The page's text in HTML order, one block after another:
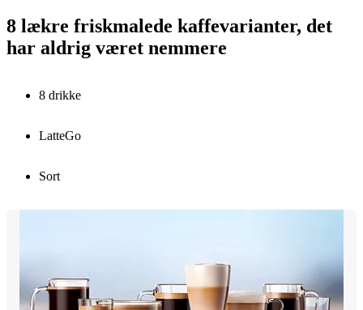
8 lækre friskmalede kaffevarianter, det
har aldrig været nemmere
8 drikke
LatteGo
Sort